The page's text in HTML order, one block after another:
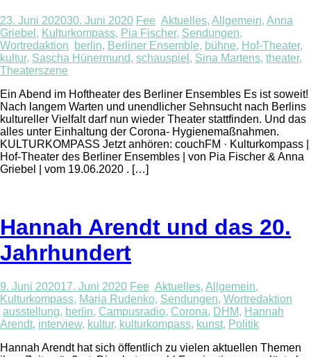
23. Juni 202030. Juni 2020 Fee Aktuelles, Allgemein, Anna
Griebel , Kulturkompass, Pia Fischer, Sendungen,
Wortredaktion
berlin, Berliner Ensemble, bühne, Hof-Theater,
kultur, Sascha Hünermund, schauspiel , Sina Martens, theater,
Theaterszene
Ein Abend im Hoftheater des Berliner Ensembles Es ist soweit!
Nach langem Warten und unendlicher Sehnsucht nach Berlins
kultureller Vielfalt darf nun wieder Theater stattfinden. Und das
alles unter Einhaltung der Corona- Hygienemaßnahmen.
KULTURKOMPASS Jetzt anhören: couchFM · Kulturkompass |
Hof-Theater des Berliner Ensembles | von Pia Fischer & Anna
Griebel | vom 19.06.2020 . […]
Hannah Arendt und das 20.
Jahrhundert
9. Juni 202017. Juni 2020 Fee Aktuelles, Allgemein,
Kulturkompass, Maria Rudenko, Sendungen, Wortredaktion
ausstellung, berlin, Campusradio, Corona, DHM, Hannah
Arendt, interview, kultur, kulturkompass, kunst, Politik
Hannah Arendt hat sich öffentlich zu vielen aktuellen Themen